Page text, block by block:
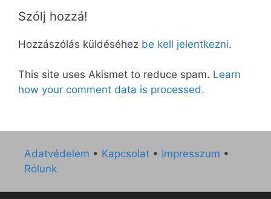
Szólj hozzá!
Hozzászólás küldéséhez be kell jelentkezni.
This site uses Akismet to reduce spam. Learn
how your comment data is processed.
Adatvédelem • Kapcsolat • Impresszum •
Rólunk